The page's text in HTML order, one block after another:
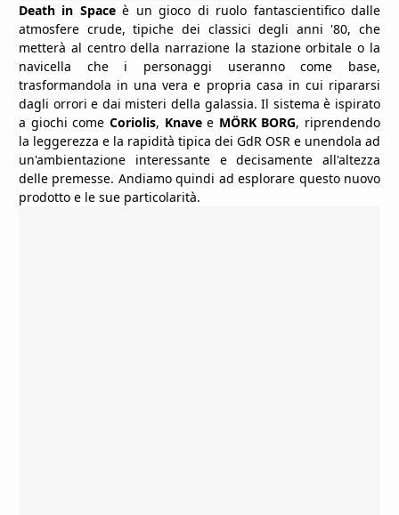
Death in Spaceè un gioco di ruolo fantascientifico dalle
atmosfere crude, tipiche dei classici degli anni '80, che
metterà al centro della narrazione la stazione orbitale o la
navicella che i personaggi useranno come base,
trasformandola in una vera e propria casa in cui ripararsi
dagli orrori e dai misteri della galassia. Il sistema è ispirato
a giochi come Coriolis, Knavee MÖRK BORG, riprendendo
la leggerezza e la rapidità tipica dei GdR OSR e unendola ad
un'ambientazione interessante e decisamente all'altezza
delle premesse. Andiamo quindi ad esplorare questo nuovo
prodotto e le sue particolarità.